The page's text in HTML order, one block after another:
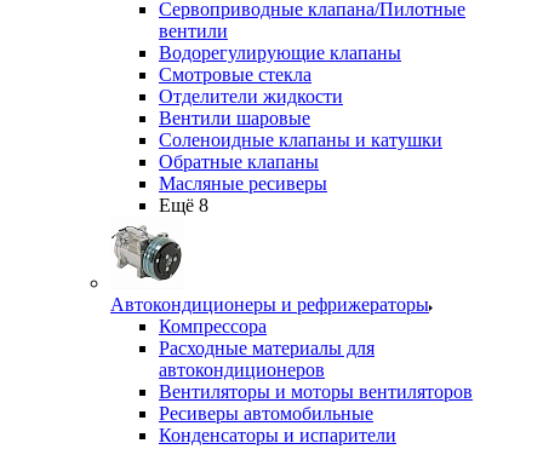
Сервоприводные клапана/Пилотные
вентили
Водорегулирующие клапаны
Смотровые стекла
Отделители жидкости
Вентили шаровые
Соленоидные клапаны и катушки
Обратные клапаны
Масляные ресиверы
Ещё 8
Автокондиционеры и рефрижераторы
Компрессора
Расходные материалы для
автокондиционеров
Вентиляторы и моторы вентиляторов
Ресиверы автомобильные
Конденсаторы и испарители